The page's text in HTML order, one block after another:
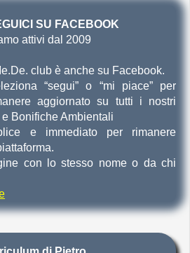
SU FACEBOOK
attivi dal 2009
club è anche su Facebook.
“segui” o “mi piace” per
aggiornato su tutti i nostri
Bonifiche Ambientali
e immediato per rimanere
con lo stesso nome o da chi